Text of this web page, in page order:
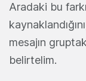
Aradaki bu
mesajın
belirtelim.